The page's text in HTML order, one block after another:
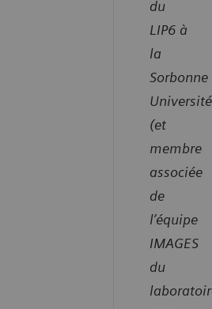
du
LIP6 à
la
Sorbonne
Université
(et
membre
associée
de
l’équipe
IMAGES
du